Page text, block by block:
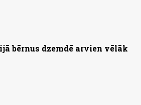
bērnus dzemdē arvien vēlāk